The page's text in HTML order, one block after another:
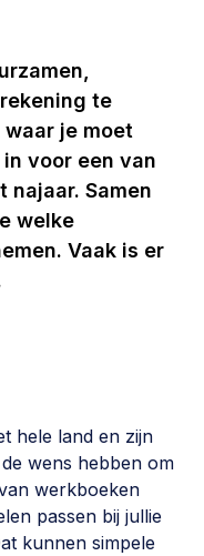
maken >
>
te
je moet
voor een van
najaar. Samen
welke
Vaak is er
hele land en zijn
wens hebben om
werkboeken
passen bij jullie
kunnen simpele